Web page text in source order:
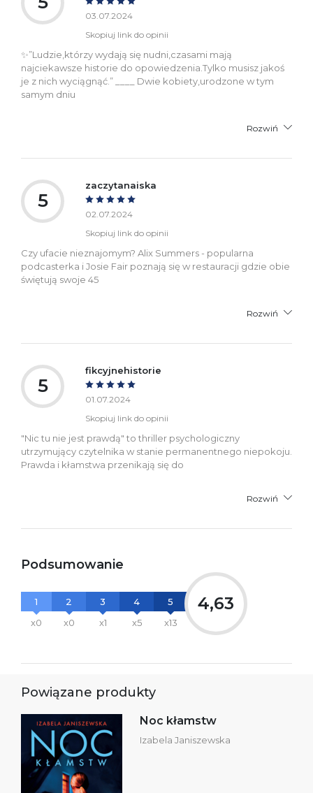
03.07.2024
Skopiuj link do opinii
✨”Ludzie,którzy wydają się nudni,czasami mają
najciekawsze historie do opowiedzenia.Tylko musisz jakoś
je z nich wyciągnąć.” ____ Dwie kobiety,urodzone w tym
samym dniu
Rozwiń
5
zaczytanaiska
02.07.2024
Skopiuj link do opinii
Czy ufacie nieznajomym? Alix Summers - popularna
podcasterka i Josie Fair poznają się w restauracji gdzie obie
świętują swoje 45
Rozwiń
5
fikcyjnehistorie
01.07.2024
Skopiuj link do opinii
"Nic tu nie jest prawdą" to thriller psychologiczny
utrzymujący czytelnika w stanie permanentnego niepokoju.
Prawda i kłamstwa przenikają się do
Rozwiń
Podsumowanie
1
x0
2
x0
3
x1
4
x5
5
x13
4,63
Powiązane produkty
Noc kłamstw
Izabela Janiszewska